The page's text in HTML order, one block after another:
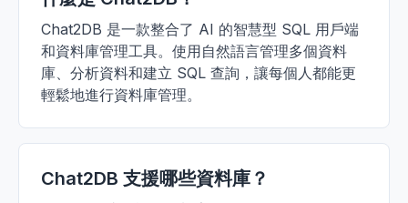
Chat2DB 是一款整合了 AI 的智慧型 SQL 用戶端
和資料庫管理工具。使用自然語言管理多個資料
庫、分析資料和建立 SQL 查詢，讓每個人都能更
輕鬆地進行資料庫管理。
Chat2DB 支援哪些資料庫？